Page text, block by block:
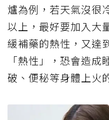
爐為例，若天氣沒很
以上，最好要加入大
緩補藥的熱性，又達
「熱性」，恐會造
破、便秘等身體上火